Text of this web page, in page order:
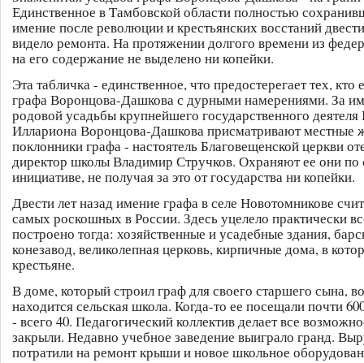
Единственное в Тамбовской области полностью
имение после революции и крестьянских восстаний
видело ремонта. На протяжении долгого времени из
на его содержание не выделено ни копейки.
Эта табличка - единственное, что предостерегает тех, кто
графа Воронцова-Дашкова с дурными намерениями. За
родовой усадьбы крупнейшего государственного
Иллариона Воронцова-Дашкова присматривают местные
поклонники графа - настоятель Благовещенской церкви
директор школы Владимир Стручков. Охраняют ее они по
инициативе, не получая за это от государства ни копейки.
Двести лет назад имение графа в селе Новотомникове
самых роскошных в России. Здесь уцелело практически
построено тогда: хозяйственные и усадебные здания,
конезавод, великолепная церковь, кирпичные дома, в
крестьяне.
В доме, который строил граф для своего старшего сына,
находится сельская школа. Когда-то ее посещали почти
- всего 40. Педагогический коллектив делает все
закрыли. Недавно учебное заведение выиграло гранд.
потратили на ремонт крыши и новое школьное